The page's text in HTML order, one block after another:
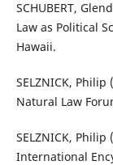
SCHUBERT,
Law as Political
Hawaii.
SELZNICK,
Natural Law
SELZNICK,
International